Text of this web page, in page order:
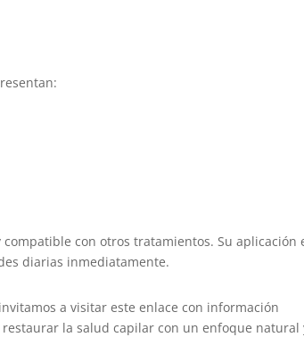
con otros tratamientos. Su aplicación
diarias inmediatamente.
a visitar este enlace con información
la salud capilar con un enfoque natural